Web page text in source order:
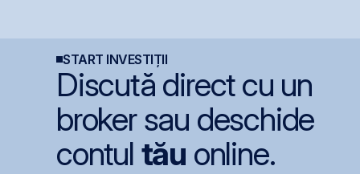
START INVESTIȚII
Discută direct cu un
broker sau deschide
contul tău online.